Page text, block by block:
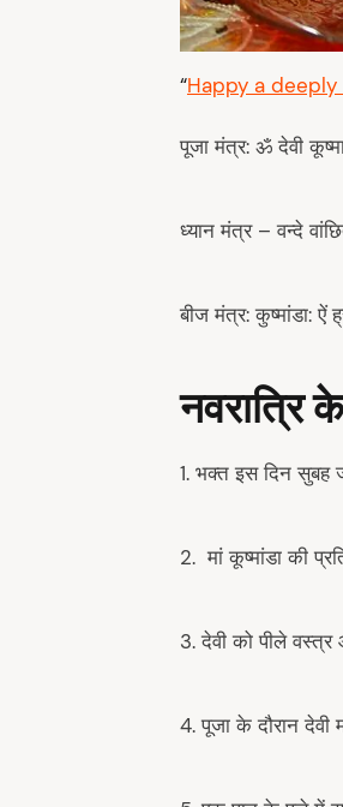
“Happy a
पूजा मंत्र: ॐ देवी
ध्यान मंत्र – वन्दे
बीज मंत्र: कुष्मांडा: ऐं
नवरात्रि
1. भक्त इस दिन सुबह
2. मां कूष्मांडा की
3. देवी को पीले
4. पूजा के दौरान